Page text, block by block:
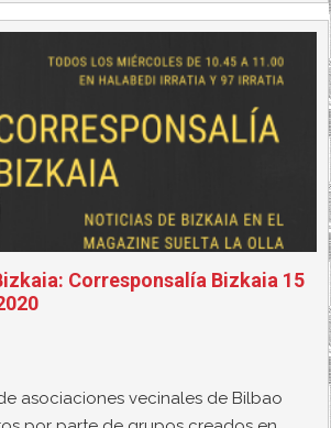
Corresponsalía Bizkaia 15
asociaciones vecinales de Bilbao